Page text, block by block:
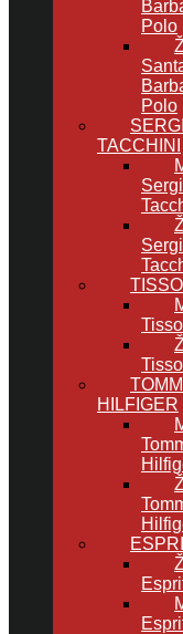
Polo
Polo
TACCHINI
HILFIGER